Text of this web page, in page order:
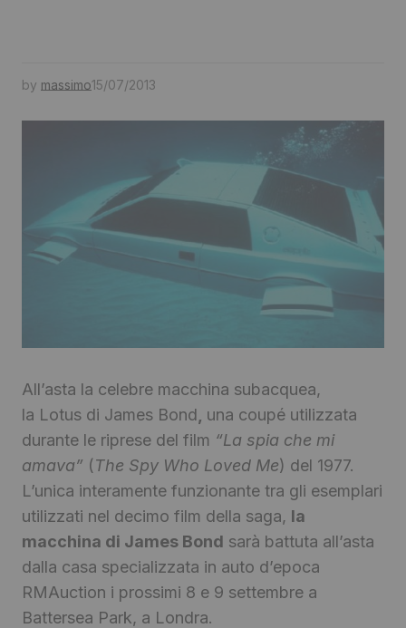
by massimo15/07/2013
All’asta la celebre macchina subacquea,
la Lotus di James Bond una coupé utilizzata
durante le riprese del film “La spia che mi
amava” (The Spy Who Loved Me) del 1977.
L’unica interamente funzionante tra gli esemplari
utilizzati nel decimo film della saga, la
macchina di James Bond sarà battuta all’asta
dalla casa specializzata in auto d’epoca
RMAuction i prossimi 8 e 9 settembre a
Battersea Park, a Londra.